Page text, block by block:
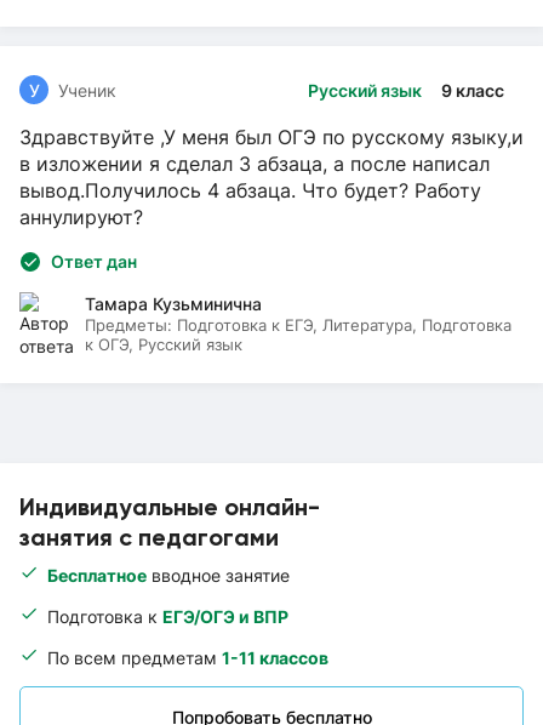
Индивидуальные онлайн-
занятия с педагогами
Бесплатное вводное занятие
Подготовка к ЕГЭ/ОГЭ и ВПР
По всем предметам 1-11 классов
Попробовать бесплатно
Русский язык 9 класс
У Ученик
Здравствуйте ,У меня был ОГЭ по русскому языку,и
в изложении я сделал 3 абзаца, а после написал
вывод.Получилось 4 абзаца. Что будет? Работу
аннулируют?
Ответ дан
Тамара Кузьминична
Предметы: Подготовка к ЕГЭ, Литература, Подготовка
к ОГЭ, Русский язык